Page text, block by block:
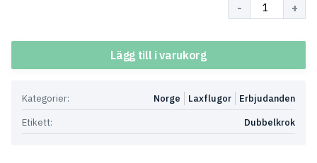
Lägg till i varukorg
Kategorier: Erbjudanden
Laxflugor
Norge
Etikett:
Dubbelkrok